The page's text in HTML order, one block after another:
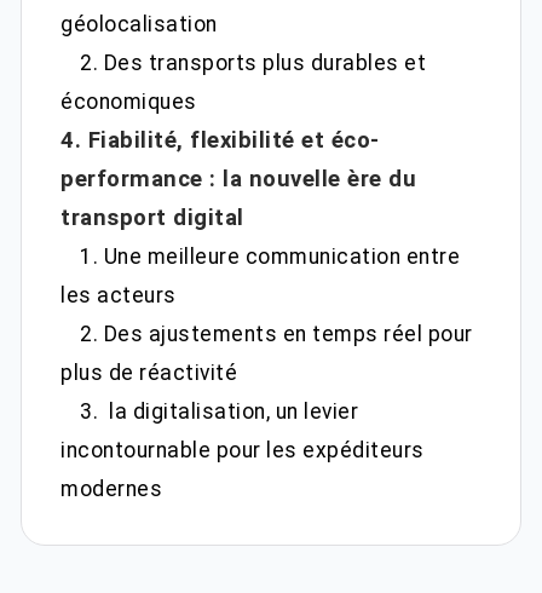
géolocalisation
2. Des transports plus durables et
économiques
4. Fiabilité, flexibilité et éco-
performance : la nouvelle ère du
transport digital
1. Une meilleure communication entre
les acteurs
2. Des ajustements en temps réel pour
plus de réactivité
3. la digitalisation, un levier
incontournable pour les expéditeurs
modernes